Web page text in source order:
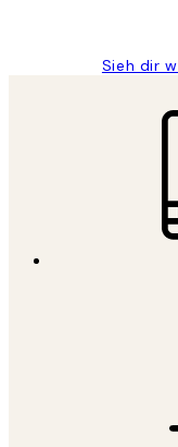
Sieh dir